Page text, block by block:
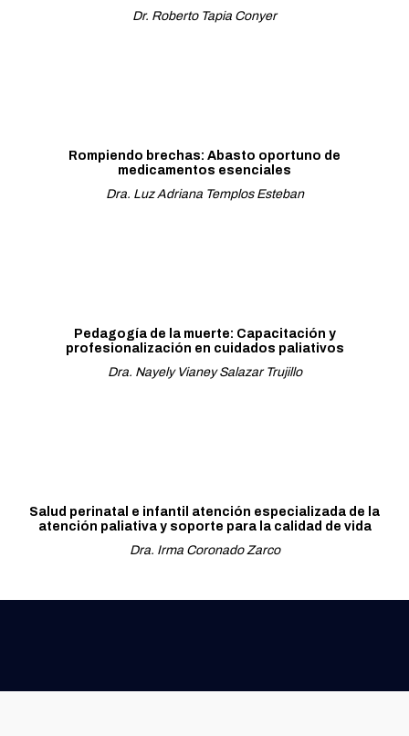
Dr. Roberto Tapia Conyer
Rompiendo brechas: Abasto oportuno de
medicamentos esenciales
Dra. Luz Adriana Templos Esteban
Pedagogía de la muerte: Capacitación y
profesionalización en cuidados paliativos
Dra. Nayely Vianey Salazar Trujillo
Salud perinatal e infantil atención especializada de la
atención paliativa y soporte para la calidad de vida
Dra. Irma Coronado Zarco